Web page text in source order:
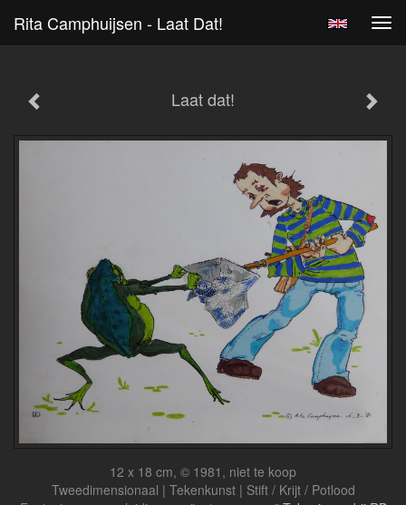
Rita Camphuijsen - Laat Dat!
Laat dat!
12 x 18 cm, © 1981, niet te koop
Tweedimensionaal | Tekenkunst | Stift / Krijt / Potlood